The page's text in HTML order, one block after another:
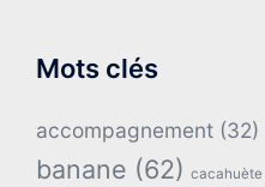
Mots clés
accompagnement (32)
banane (62) cacahuète